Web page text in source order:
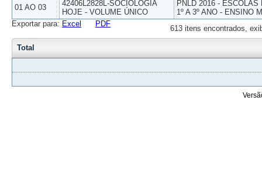
01 AO 03
42406L2828L-SOCIOLOGIA
HOJE - VOLUME ÚNICO
PNLD 2016 -
1º A 3º ANO - ENSINO
613 itens encontrados,
Exportar para: Excel PDF
Total